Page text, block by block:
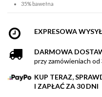
35% bawełna
EXPRESOWA
DARMOWA
przy zamówieniach od
KUP TERAZ,
I ZAPŁAĆ ZA 30 DNI